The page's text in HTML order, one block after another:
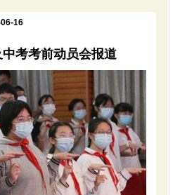
16
考考前动员会报道